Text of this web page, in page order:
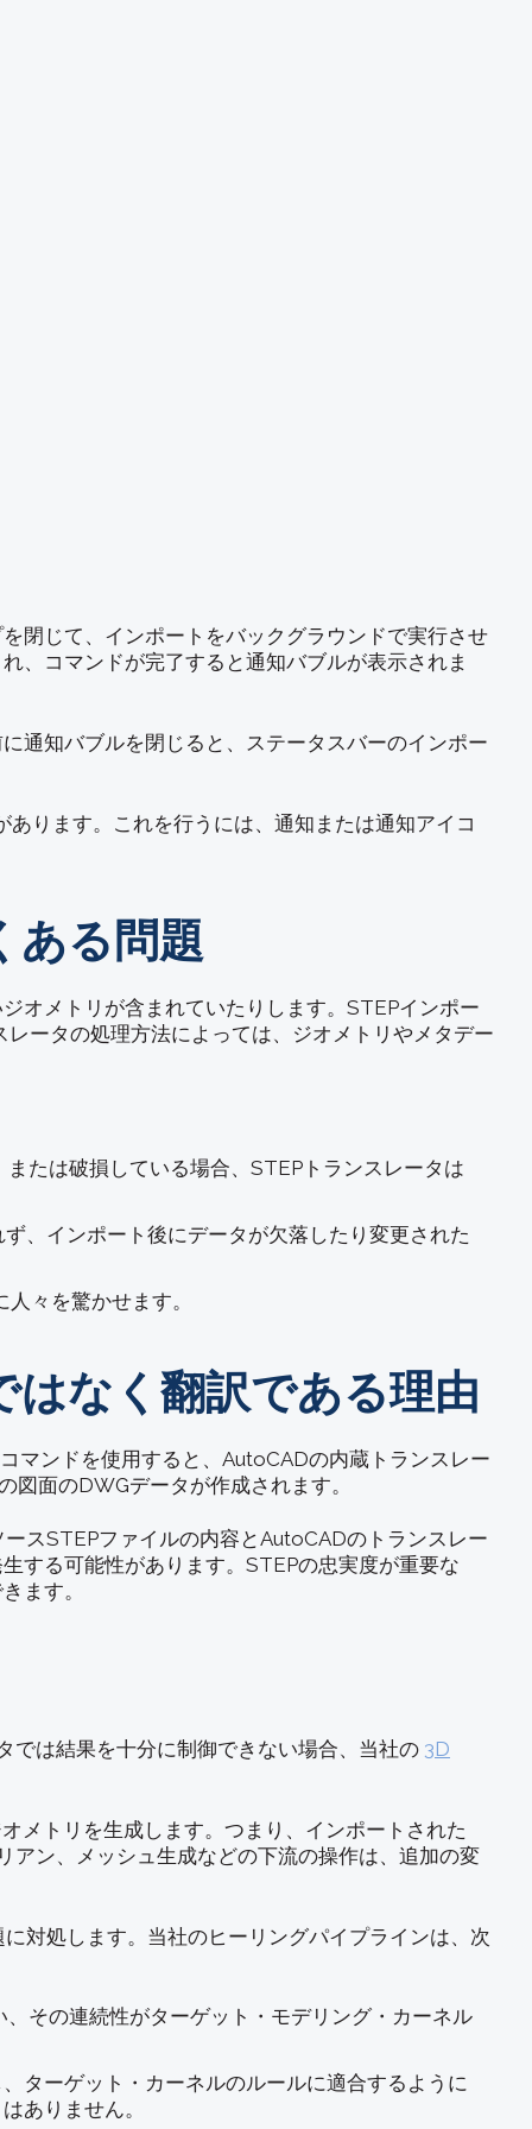
閉じて、インポートをバックグラウンドで実行させ
、コマンドが完了すると通知バブルが表示されま
通知バブルを閉じると、ステータスバーのインポー
ります。これを行うには、通知または通知アイコ
ある問題
オメトリが含まれていたりします。STEPインポー
ータの処理方法によっては、ジオメトリやメタデー
たは破損している場合、STEPトランスレータは
、インポート後にデータが欠落したり変更された
々を驚かせます。
はなく翻訳である理由
マンドを使用すると、AutoCADの内蔵トランスレー
面のDWGデータが作成されます。
スSTEPファイルの内容とAutoCADのトランスレー
する可能性があります。STEPの忠実度が重要な
ます。
では結果を十分に制御できない場合、当社の 3D
メトリを生成します。つまり、インポートされた
アン、メッシュ生成などの下流の操作は、追加の変
対処します。当社のヒーリングパイプラインは、次
その連続性がターゲット・モデリング・カーネル
ターゲット・カーネルのルールに適合するように
ありません。